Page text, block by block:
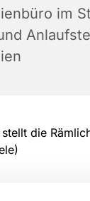
im
die